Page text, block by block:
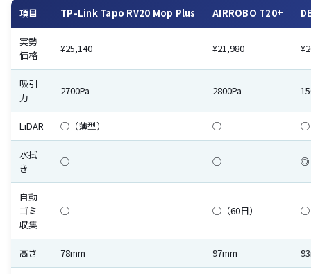
項目 TP-Link Tapo RV20 Mop Plus AIRROBO T20+
実勢
価格
¥25,140 ¥21,980
吸引
力
2700Pa 2800Pa
LiDAR ◯（薄型） ◯ ◯
水拭
き
◯ ◯ ◎
自動
ゴミ
収集
◯ ◯（60日） ◯
高さ 78mm 97mm